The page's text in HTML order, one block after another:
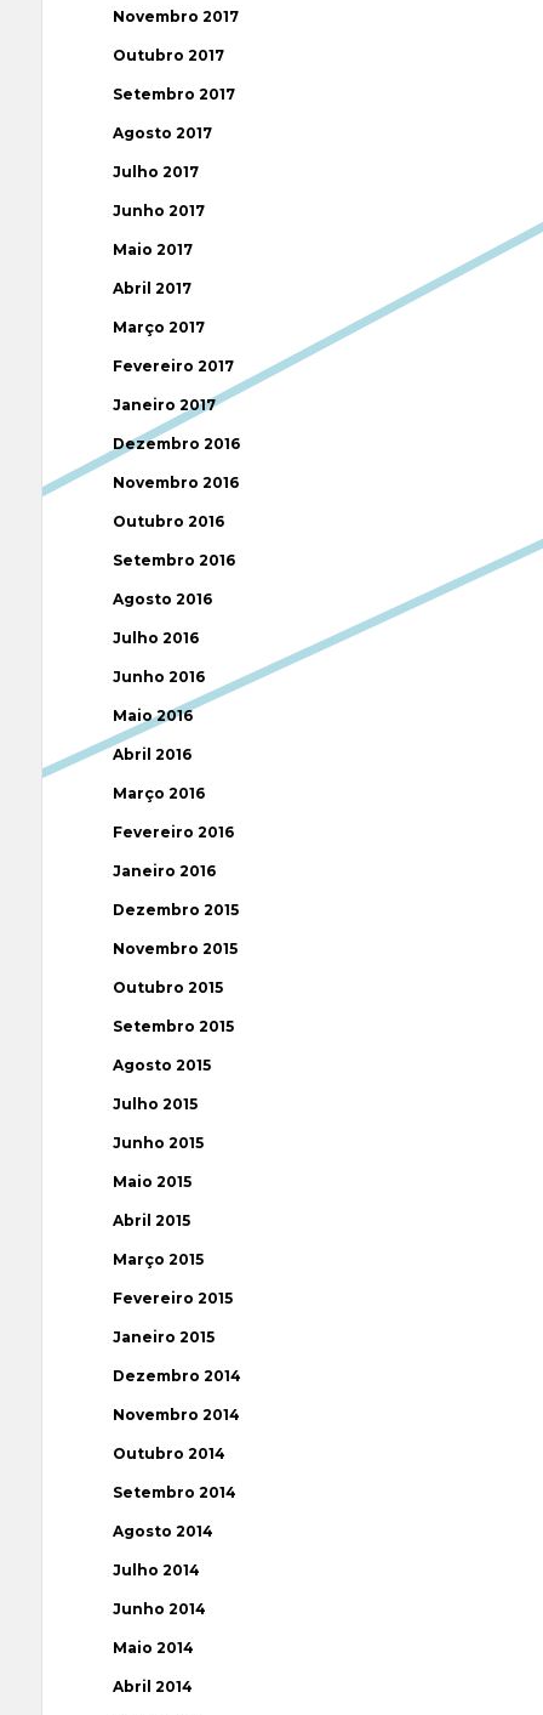
Novembro 2017
Outubro 2017
Setembro 2017
Agosto 2017
Julho 2017
Junho 2017
Maio 2017
Abril 2017
Março 2017
Fevereiro 2017
Janeiro 2017
Dezembro 2016
Novembro 2016
Outubro 2016
Setembro 2016
Agosto 2016
Julho 2016
Junho 2016
Maio 2016
Abril 2016
Março 2016
Fevereiro 2016
Janeiro 2016
Dezembro 2015
Novembro 2015
Outubro 2015
Setembro 2015
Agosto 2015
Julho 2015
Junho 2015
Maio 2015
Abril 2015
Março 2015
Fevereiro 2015
Janeiro 2015
Dezembro 2014
Novembro 2014
Outubro 2014
Setembro 2014
Agosto 2014
Julho 2014
Junho 2014
Maio 2014
Abril 2014